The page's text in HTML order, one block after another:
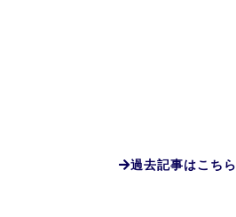
過去記事はこちら